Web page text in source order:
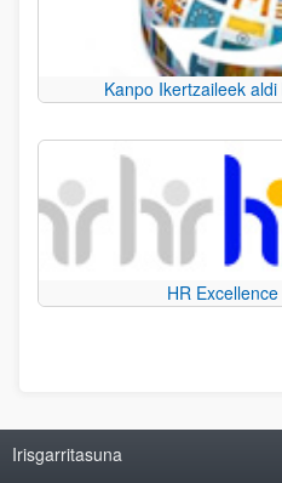
Kanpo Ikertzaileek
HR
Irisgarritasuna